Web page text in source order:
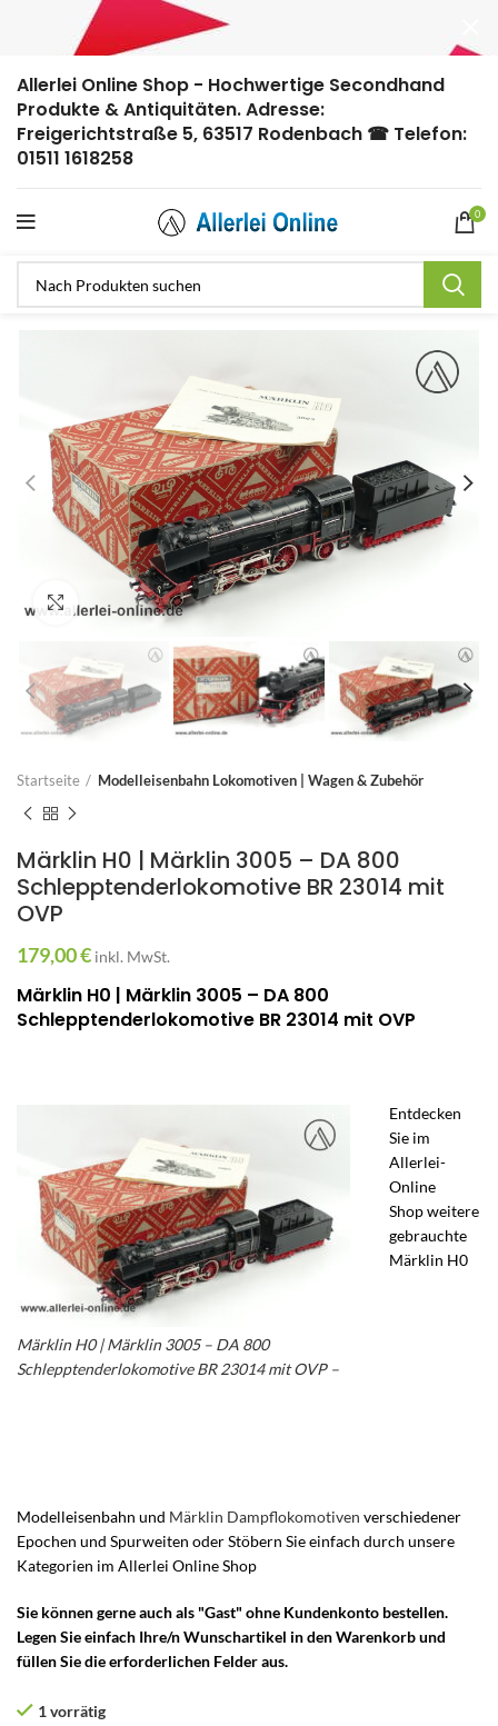
Allerlei Online Shop - Hochwertige Secondhand
Produkte & Antiquitäten. Adresse:
Freigerichtstraße 5, 63517 Rodenbach ☎ Telefon:
01511 1618258
0
Zum Vergrößern anklicken
Startseite Modelleisenbahn Lokomotiven | Wagen & Zubehör
Märklin H0 | Märklin 3005 – DA 800
Schlepptenderlokomotive BR 23014 mit
OVP
179,00€ inkl. MwSt.
Märklin H0 | Märklin 3005 – DA 800
Schlepptenderlokomotive BR 23014 mit OVP
Märklin H0 | Märklin 3005 – DA 800
Schlepptenderlokomotive BR 23014 mit OVP –
Entdecken
Sie im
Allerlei-
Online
Shop weitere
gebrauchte
Märklin H0
Modelleisenbahn und Märklin Dampflokomotiven verschiedener
Epochen und Spurweiten oder Stöbern Sie einfach durch unsere
Kategorien im Allerlei Online Shop
Sie können gerne auch als "Gast" ohne Kundenkonto bestellen.
Legen Sie einfach Ihre/n Wunschartikel in den Warenkorb und
füllen Sie die erforderlichen Felder aus.
1 vorrätig